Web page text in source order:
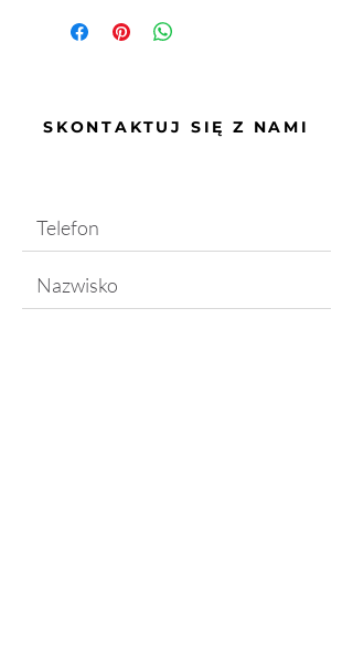
SKONTAKTUJ SIĘ Z NAMI